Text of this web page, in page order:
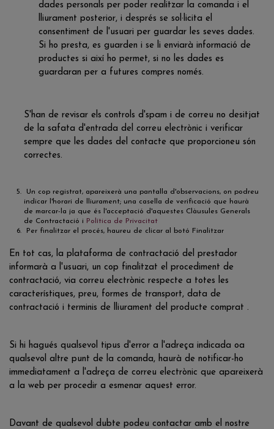
dades personals per poder realitzar la comanda i el
lliurament posterior, i després se sol·licita el
consentiment de l'usuari per guardar les seves dades.
Si ho presta, es guarden i se li enviarà informació de
productes si així ho permet, si no les dades es
guardaran per a futures compres només.
S'han de revisar els controls d'spam i de correu no desitjat
de la safata d'entrada del correu electrònic i verificar
sempre que les dades del contacte que proporcioneu són
correctes.
Un cop registrat, apareixerà una pantalla d'observacions, on podreu
indicar l'horari de lliurament; una casella de verificació que haurà
de marcar-la ja que és l'acceptació d'aquestes Clàusules Generals
de Contractació i Política de Privacitat
Per finalitzar el procés, haureu de clicar al botó Finalitzar
En tot cas, la plataforma de contractació del prestador
informarà a l'usuari, un cop finalitzat el procediment de
contractació, via correu electrònic respecte a totes les
característiques, preu, formes de transport, data de
contractació i terminis de lliurament del producte comprat .
Si hi hagués qualsevol tipus d'error a l'adreça indicada oa
qualsevol altre punt de la comanda, haurà de notificar-ho
immediatament a l'adreça de correu electrònic que apareixerà
a la web per procedir a esmenar aquest error.
Davant de qualsevol dubte podeu contactar amb el nostre